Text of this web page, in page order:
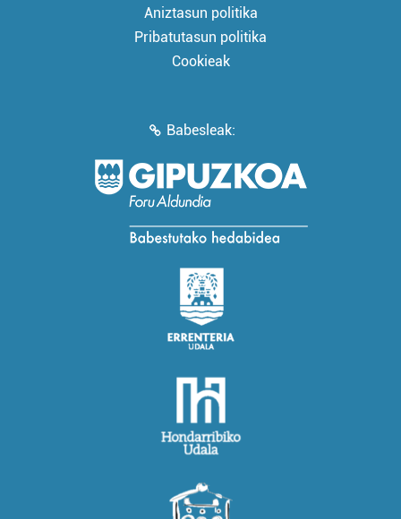
Aniztasun politika
Pribatutasun politika
Cookieak
Babesleak: